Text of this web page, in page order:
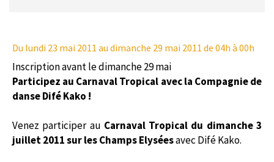
Du lundi 23 mai 2011 au dimanche 29 mai 2011 de 04h à 00h
Inscription avant le dimanche 29 mai
Participez au Carnaval Tropical avec la Compagnie de
danse Difé Kako !
Venez participer au Carnaval Tropical du dimanche 3
juillet 2011 sur les Champs Elyséesavec Difé Kako.